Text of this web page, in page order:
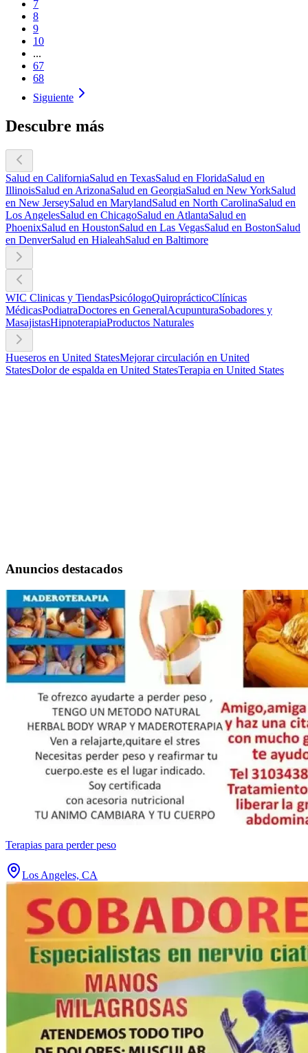
7
8
9
10
...
67
68
Siguiente
Descubre más
Salud en CaliforniaSalud en TexasSalud en FloridaSalud en
IllinoisSalud en ArizonaSalud en GeorgiaSalud en New YorkSalud
en New JerseySalud en MarylandSalud en North CarolinaSalud en
Los AngelesSalud en ChicagoSalud en AtlantaSalud en
PhoenixSalud en HoustonSalud en Las VegasSalud en BostonSalud
en DenverSalud en HialeahSalud en Baltimore
WIC Clinicas y TiendasPsicólogoQuiroprácticoClínicas
MédicasPodiatraDoctores en GeneralAcupunturaSobadores y
MasajistasHipnoterapiaProductos Naturales
Hueseros en United StatesMejorar circulación en United
StatesDolor de espalda en United StatesTerapia en United States
Anuncios destacados
Terapias para perder peso
Los Angeles, CA